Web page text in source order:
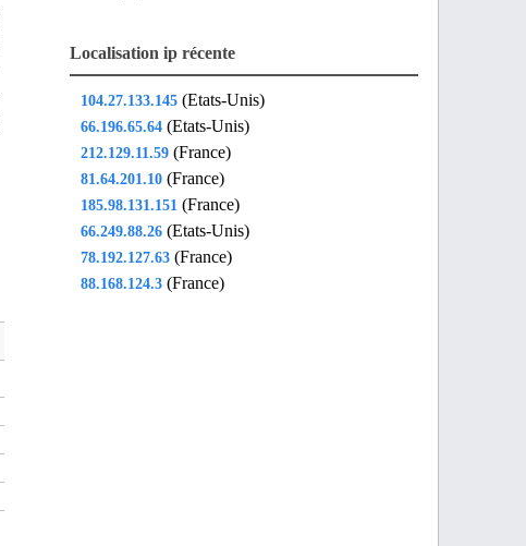
Localisation ip récente
104.27.133.145 (Etats-Unis)
66.196.65.64 (Etats-Unis)
212.129.11.59 (France)
81.64.201.10 (France)
185.98.131.151 (France)
66.249.88.26 (Etats-Unis)
78.192.127.63 (France)
88.168.124.3 (France)